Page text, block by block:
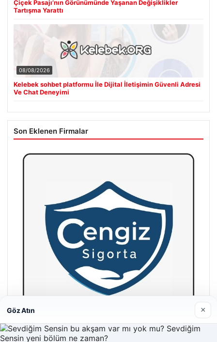
Çiçek Pasajı’nın Görünümünde Yaşanan Değişiklikler
Tartışma Yarattı
08/08/2026
Kelebek sohbet platformu İle Dijital İletişimin Güvenli Adresi
Ve Chat Deneyimi
Son Eklenen Firmalar
Göz Atın ×